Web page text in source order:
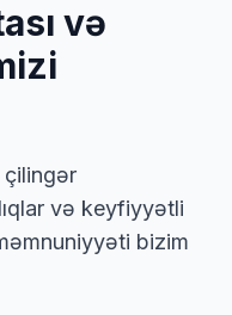
və
və keyfiyyətli
bizim